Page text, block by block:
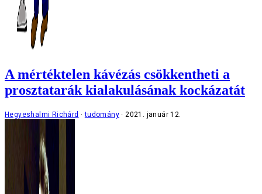
A mértéktelen kávézás csökkentheti a
prosztatarák kialakulásának kockázatát
Hegyeshalmi Richárd tudomány 2021. január 12.